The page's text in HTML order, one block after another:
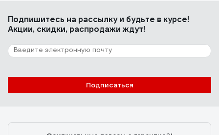
Подпишитесь на рассылкуи будьте в курсе!
Акции, скидки, распродажи ждут!
Подписаться